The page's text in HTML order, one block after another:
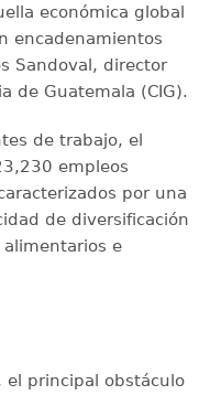
económica global
encadenamientos
Sandoval, director
de Guatemala (CIG).
de trabajo, el
empleos
por una
de diversificación
e
el principal obstáculo